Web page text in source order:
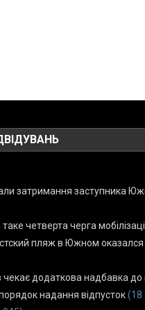
затримання заступника
четверта черга
пляж в Южном
чекає додаткова надбавка до
надання відпусток (18